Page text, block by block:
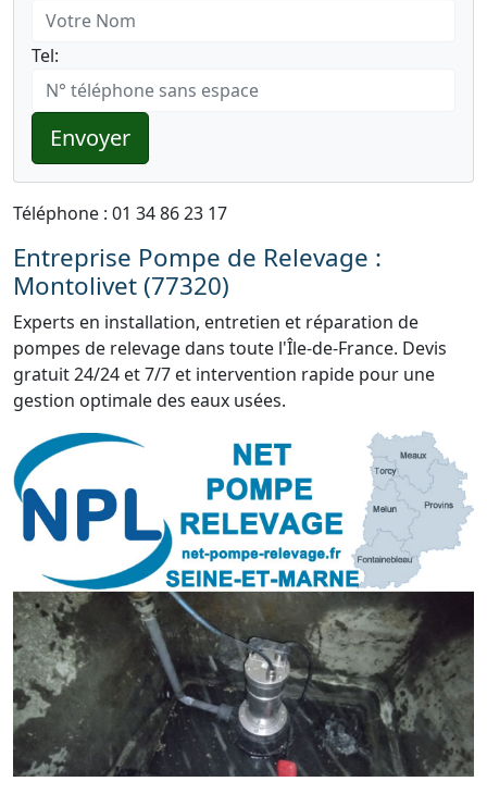
Tel:
Envoyer
Téléphone : 01 34 86 23 17
Entreprise Pompe de Relevage :
Montolivet (77320)
Experts en installation, entretien et réparation de
pompes de relevage dans toute l'Île-de-France. Devis
gratuit 24/24 et 7/7 et intervention rapide pour une
gestion optimale des eaux usées.